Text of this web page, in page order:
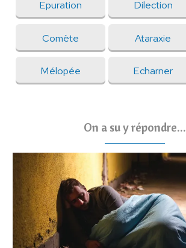
Epuration Dilection
Comète Ataraxie
Mélopée Echarner
On a su y répondre...